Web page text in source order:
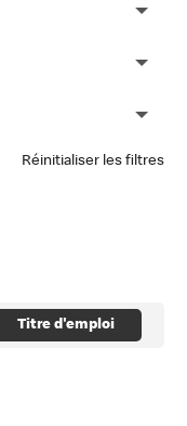
Réinitialiser les filtres
Titre d'emploi